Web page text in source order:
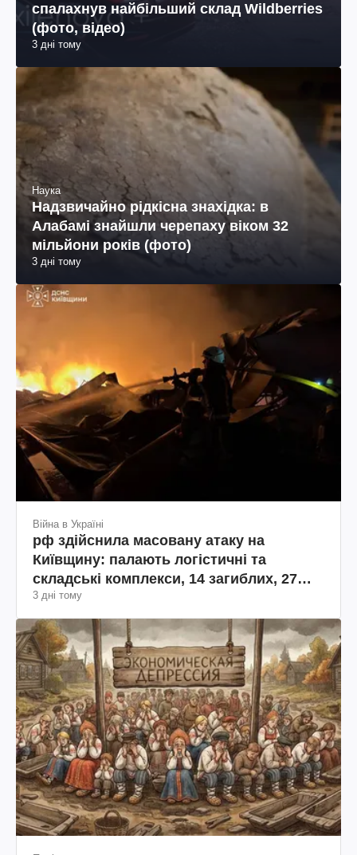
спалахнув найбільший склад Wildberries
(фото, відео)
3 дні тому
Наука
Надзвичайно рідкісна знахідка: в
Алабамі знайшли черепаху віком 32
мільйони років (фото)
3 дні тому
Війна в Україні
рф здійснила масовану атаку на
Київщину: палають логістичні та
складські комплекси, 14 загиблих, 27
поранених (фото, відео)
3 дні тому